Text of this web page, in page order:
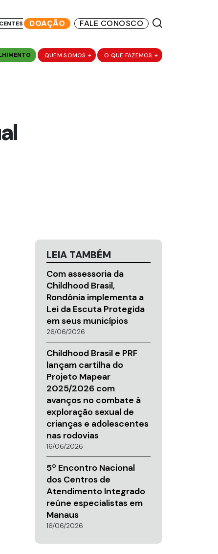
DOAÇÃO FALE CONOSCO
QUEM SOMOS + O QUE FAZEMOS +
LEIA TAMBÉM
Com assessoria da
Childhood Brasil,
Rondônia implementa a
Lei da Escuta Protegida
em seus municípios
26/06/2026
Childhood Brasil e PRF
lançam cartilha do
Projeto Mapear
2025/2026 com
avanços no combate à
exploração sexual de
crianças e adolescentes
nas rodovias
16/06/2026
5º Encontro Nacional
dos Centros de
Atendimento Integrado
reúne especialistas em
Manaus
16/06/2026